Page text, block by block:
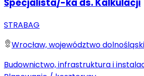
Specjalista/-ka ds. Kalkulacji
STRABAG
Wrocław, województwo
Budownictwo, infrastruktura i